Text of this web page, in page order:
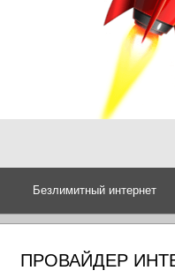
Безлимитный интернет
ПРОВАЙДЕР